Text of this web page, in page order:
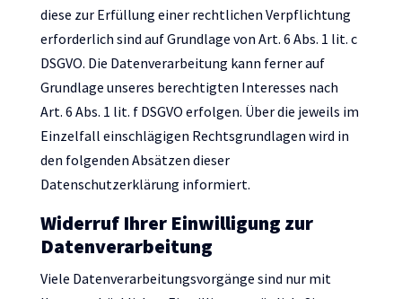
diese zur Erfüllung einer rechtlichen Verpflichtung
erforderlich sind auf Grundlage von Art. 6 Abs. 1 lit. c
DSGVO. Die Datenverarbeitung kann ferner auf
Grundlage unseres berechtigten Interesses nach
Art. 6 Abs. 1 lit. f DSGVO erfolgen. Über die jeweils im
Einzelfall einschlägigen Rechtsgrundlagen wird in
den folgenden Absätzen dieser
Datenschutzerklärung informiert.
Widerruf Ihrer Einwilligung zur
Datenverarbeitung
Viele Datenverarbeitungsvorgänge sind nur mit